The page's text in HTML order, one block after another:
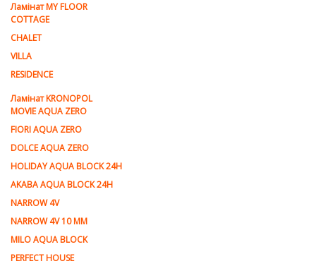
Ламінат MY FLOOR
COTTAGE
CHALET
VILLA
RESIDENCE
Ламiнат KRONOPOL
MOVIE AQUA ZERO
FIORI AQUA ZERO
DOLCE AQUA ZERO
HOLIDAY AQUA BLOCK 24H
AKABA AQUA BLOCK 24H
NARROW 4V
NARROW 4V 10 MM
MILO AQUA BLOCK
PERFECT HOUSE